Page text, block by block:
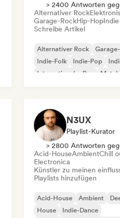
> 2400 Antworten
Alternativer Rock
Garage-RockHip-Hop
Schreibe Artikel
Alternativer Rock
Indie-Folk
Indie-Pop
Internationaler Rap
Metal
N3UX
Playlist-Kurator
> 2800 Antworten
Acid-HouseAmbientChill
Electronica
Künstler zu meinen
Playlists hinzufügen
Acid-House Ambient
House
Indie-Dance